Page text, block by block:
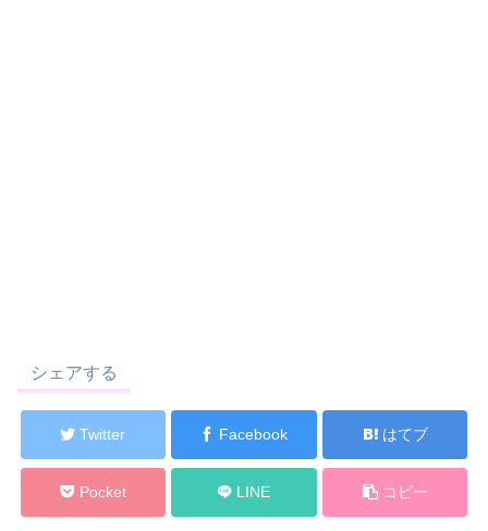
シェアする
Twitter Facebook はてブ
Pocket LINE コピー